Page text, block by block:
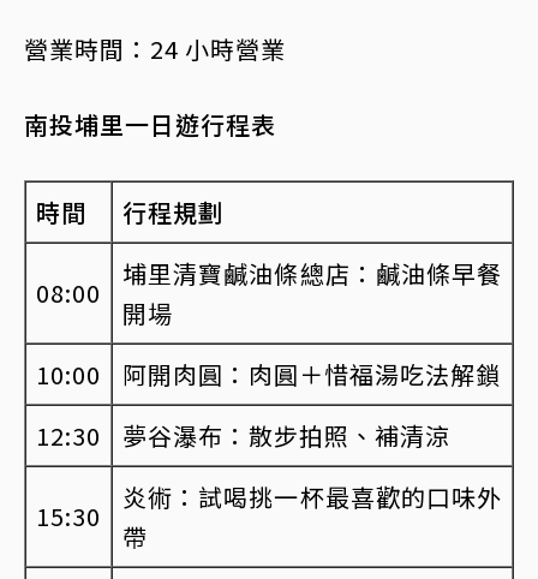
營業時間：24 小時營業
南投埔里一日遊行程表
時間 行程規劃
08:00
埔里清寶鹹油條總店：鹹油條早餐
開場
10:00
阿開肉圓：肉圓＋惜福湯吃法解鎖
12:30
夢谷瀑布：散步拍照、補清涼
15:30
炎術：試喝挑一杯最喜歡的口味外
帶